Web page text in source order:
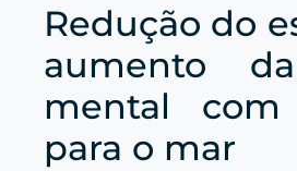
Redução do
aumento
mental
para o mar